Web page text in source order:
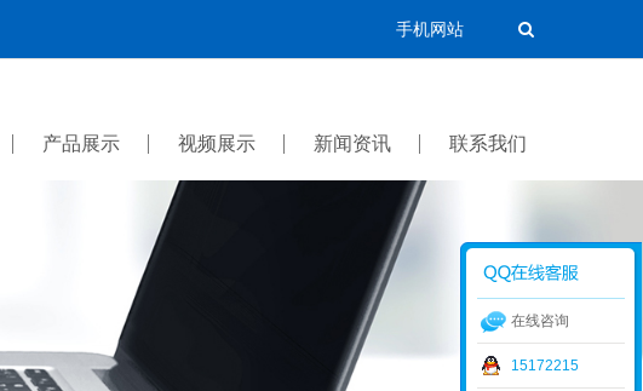
手机网站
产品展示 视频展示 新闻资讯 联系我们
在线咨询
15172215